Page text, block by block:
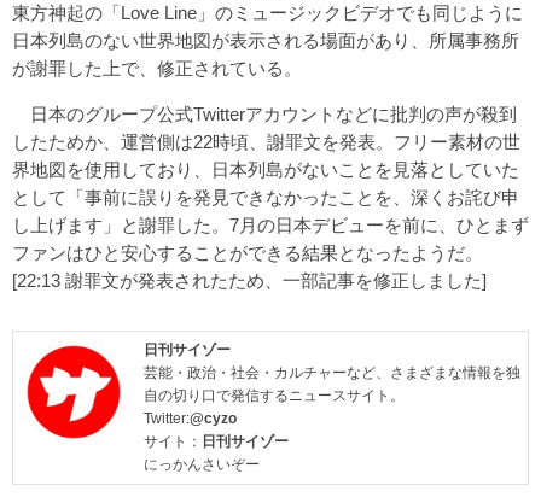
東方神起の「Love Line」のミュージックビデオでも同じように
日本列島のない世界地図が表示される場面があり、所属事務所
が謝罪した上で、修正されている。
日本のグループ公式Twitterアカウントなどに批判の声が殺到
したためか、運営側は22時頃、謝罪文を発表。フリー素材の世
界地図を使用しており、日本列島がないことを見落としていた
として「事前に誤りを発見できなかったことを、深くお詫び申
し上げます」と謝罪した。7月の日本デビューを前に、ひとまず
ファンはひと安心することができる結果となったようだ。
[22:13 謝罪文が発表されたため、一部記事を修正しました]
日刊サイゾー
芸能・政治・社会・カルチャーなど、さまざまな情報を独
自の切り口で発信するニュースサイト。
Twitter:@cyzo
サイト： 日刊サイゾー
にっかんさいぞー